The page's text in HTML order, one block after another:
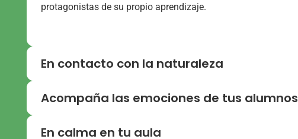
protagonistas de su propio aprendizaje.
En contacto con la naturaleza
contacto con el entorno natural tienen menos estrés y
Acompaña las emociones de tus alumnos
En calma en tu aula